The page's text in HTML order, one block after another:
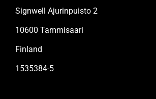
Signwell Ajurinpuisto 2
10600 Tammisaari
Finland
1535384-5